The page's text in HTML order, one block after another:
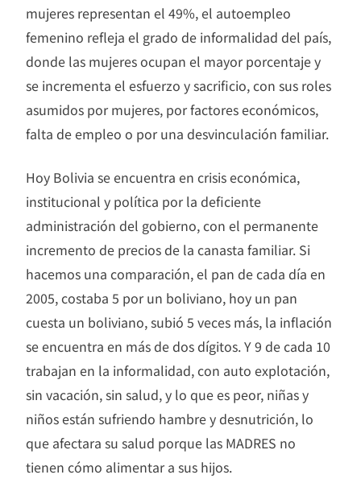
mujeres representan el 49%, el autoempleo
femenino refleja el grado de informalidad del país,
donde las mujeres ocupan el mayor porcentaje y
se incrementa el esfuerzo y sacrificio, con sus roles
asumidos por mujeres, por factores económicos,
falta de empleo o por una desvinculación familiar.
Hoy Bolivia se encuentra en crisis económica,
institucional y política por la deficiente
administración del gobierno, con el permanente
incremento de precios de la canasta familiar. Si
hacemos una comparación, el pan de cada día en
2005, costaba 5 por un boliviano, hoy un pan
cuesta un boliviano, subió 5 veces más, la inflación
se encuentra en más de dos dígitos. Y 9 de cada 10
trabajan en la informalidad, con auto explotación,
sin vacación, sin salud, y lo que es peor, niñas y
niños están sufriendo hambre y desnutrición, lo
que afectara su salud porque las MADRES no
tienen cómo alimentar a sus hijos.